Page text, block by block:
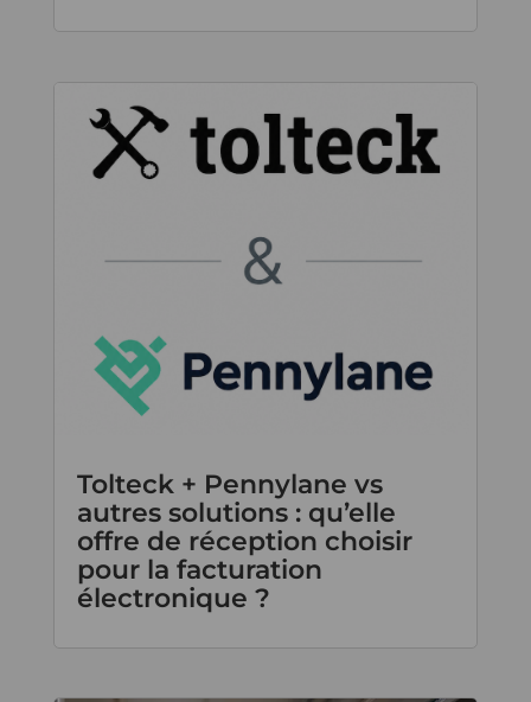
Tolteck + Pennylane vs
autres solutions : qu’elle
offre de réception choisir
pour la facturation
électronique ?